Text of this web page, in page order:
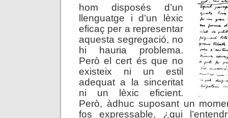
hom disposés d’un
llenguatge i d’un lèxic
eficaç per a representar
aquesta segregació, no
hi hauria problema.
Però el cert és que no
existeix ni un estil
adequat a la sinceritat
ni un lèxic eficient.
Però, àdhuc suposant un
fos expressable, ¿qui